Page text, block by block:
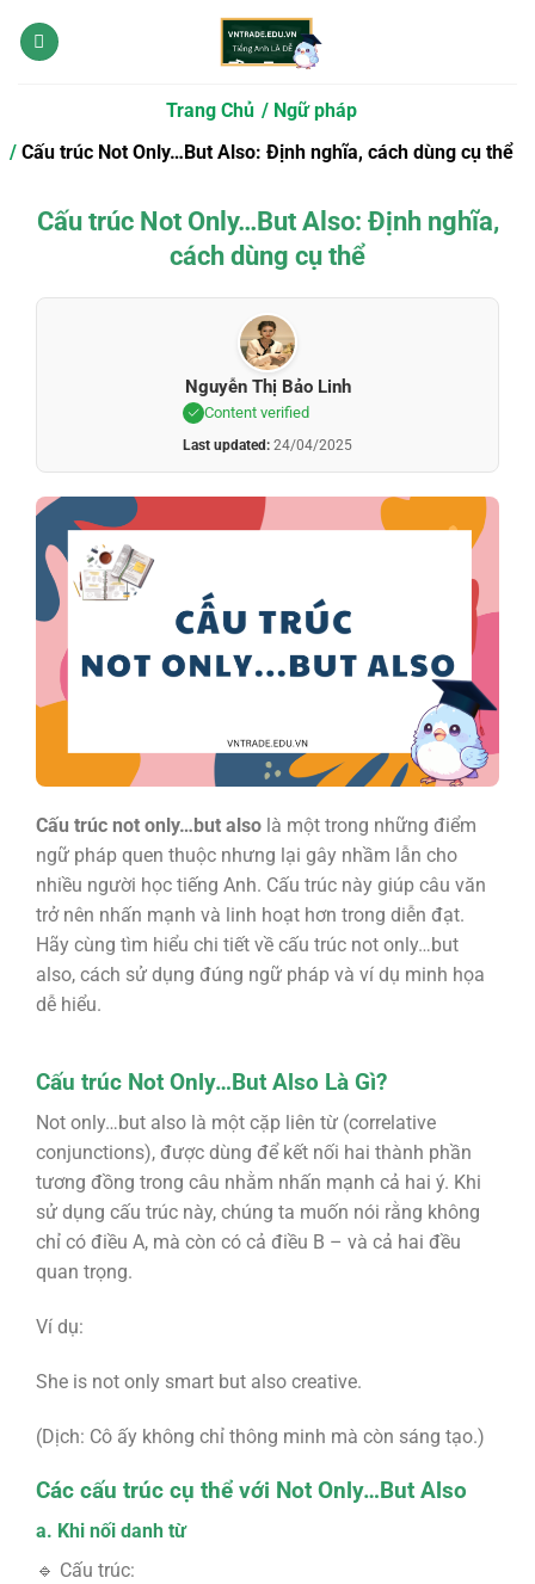
qua
Trang Chủ
Ngữ pháp
Cấu trúc Not Only…But Also: Định nghĩa, cách dùng cụ thể
Cấu trúc Not Only…But Also: Định nghĩa,
cách dùng cụ thể
Nguyễn Thị Bảo Linh
Content verified
Last updated: 24/04/2025
Cấu trúc not only…but alsolà một trong những điểm
ngữ pháp quen thuộc nhưng lại gây nhầm lẫn cho
nhiều người học tiếng Anh. Cấu trúc này giúp câu văn
trở nên nhấn mạnh và linh hoạt hơn trong diễn đạt.
Hãy cùng tìm hiểu chi tiết về cấu trúc not only…but
also, cách sử dụng đúng ngữ pháp và ví dụ minh họa
dễ hiểu.
Cấu trúc Not Only…But Also Là Gì?
Not only…but also là một cặp liên từ (correlative
conjunctions), được dùng để kết nối hai thành phần
tương đồng trong câu nhằm nhấn mạnh cả hai ý. Khi
sử dụng cấu trúc này, chúng ta muốn nói rằng không
chỉ có điều A, mà còn có cả điều B – và cả hai đều
quan trọng.
Ví dụ:
She is not only smart but also creative.
(Dịch: Cô ấy không chỉ thông minh mà còn sáng tạo.)
Các cấu trúc cụ thể với Not Only…But Also
a. Khi nối danh từ
🔹 Cấu trúc: